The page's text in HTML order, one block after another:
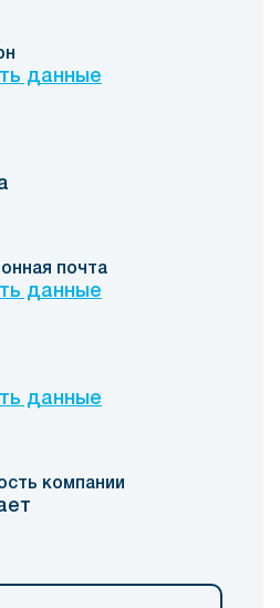
данные
почта
данные
данные
компании